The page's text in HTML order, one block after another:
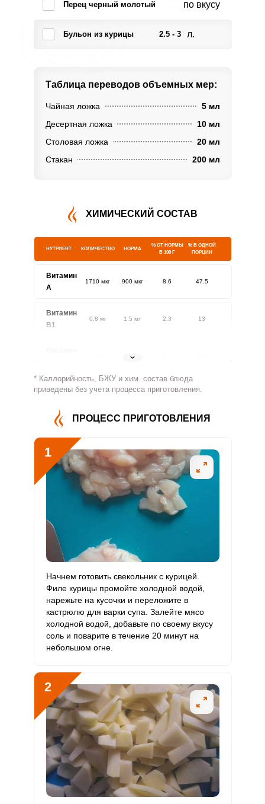
Перец черный молотый по вкусу
Бульон из курицы 2.5 - 3 л.
Таблица переводов объемных мер:
Чайная ложка
5 мл
Десертная ложка
10 мл
Столовая ложка
20 мл
Стакан
200 мл
ХИМИЧЕСКИЙ СОСТАВ
НУТРИЕНТ КОЛИЧЕСТВО НОРМА
% ОТ НОРМЫ
В 100 Г
% В ОДНОЙ
ПОРЦИИ
Витамин
A
1710 мкг 900 мкг 8.6 47.5
Витамин
В1
0.8 мг 1.5 мг 2.3 13
1.8 мг
Витамин
193.3 мг 500 мг 1.7 9.7
Витамин
В5
Витамин
В6
2 мг 2 мг 4.5 24.7
634.5 мкг 400 мкг 7.2
Витамин
0.2 мкг
Витамин
С
81.5 мкг 90 мкг 4.1 22.6
Витамин
D
10 мкг
Витамин
Биотин 9.6 мг 50 мг 0.9 4.8
Витамин
12.6 мкг 120 мкг 0.5 2.6
Витамин
РР
20 мг 5.9
Калий 3895.5 мг 2500 мг 7.1 39
* Каллорийность, БЖУ и хим. состав блюда
приведены без учета процесса приготовления.
ПРОЦЕСС ПРИГОТОВЛЕНИЯ
1
Начнем готовить свекольник с курицей.
Филе курицы промойте холодной водой,
нарежьте на кусочки и переложите в
кастрюлю для варки супа. Залейте мясо
холодной водой, добавьте по своему вкусу
соль и поварите в течение 20 минут на
небольшом огне.
2